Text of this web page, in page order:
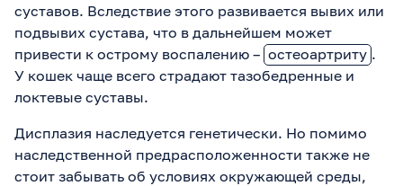
суставов. Вследствие этого развивается вывих или
подвывих сустава, что в дальнейшем может
привести к острому воспалению – остеоартриту .
У кошек чаще всего страдают тазобедренные и
локтевые суставы.
Дисплазия наследуется генетически. Но помимо
наследственной предрасположенности также не
стоит забывать об условиях окружающей среды,